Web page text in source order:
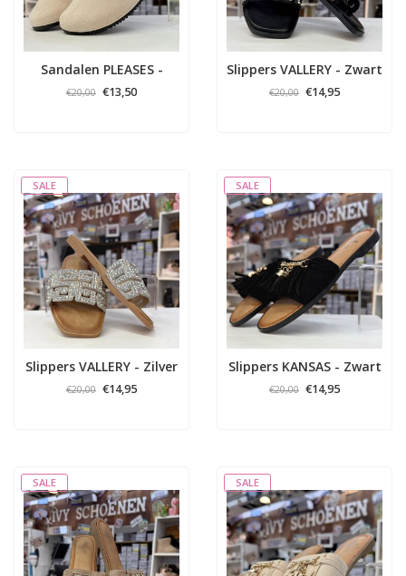
Sandalen PLEASES -
Beige
€20,00 €13,50
Slippers VALLERY - Zwart
€20,00 €14,95
SALE
Slippers VALLERY - Zilver
€20,00 €14,95
SALE
Slippers KANSAS - Zwart
€20,00 €14,95
SALE SALE